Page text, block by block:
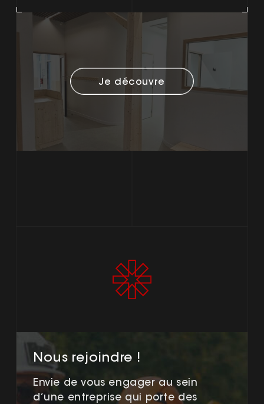
Je découvre
Nous rejoindre !
Envie de vous engager au sein
d’une entreprise qui porte des